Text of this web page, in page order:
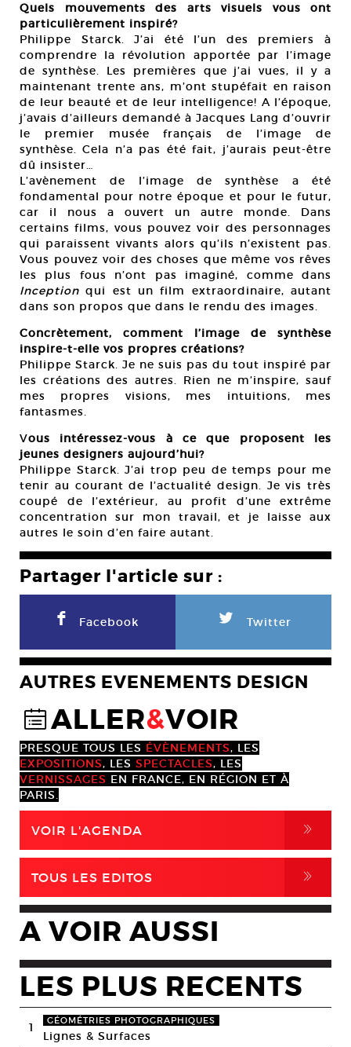
Quels mouvements des arts visuels vous ont
particulièrement inspiré?
Philippe Starck. J’ai été l’un des premiers à
comprendre la révolution apportée par l’image
de synthèse. Les premières que j’ai vues, il y a
maintenant trente ans, m’ont stupéfait en raison
de leur beauté et de leur intelligence! A l’époque,
j’avais d’ailleurs demandé à Jacques Lang d’ouvrir
le premier musée français de l’image de
synthèse. Cela n’a pas été fait, j’aurais peut-être
dû insister…
L’avènement de l’image de synthèse a été
fondamental pour notre époque et pour le futur,
car il nous a ouvert un autre monde. Dans
certains films, vous pouvez voir des personnages
qui paraissent vivants alors qu’ils n’existent pas.
Vous pouvez voir des choses que même vos rêves
les plus fous n’ont pas imaginé, comme dans
Inception qui est un film extraordinaire, autant
dans son propos que dans le rendu des images.
Concrètement, comment l’image de synthèse
inspire-t-elle vos propres créations?
Philippe Starck. Je ne suis pas du tout inspiré par
les créations des autres. Rien ne m’inspire, sauf
mes propres visions, mes intuitions, mes
fantasmes.
Vous intéressez-vous à ce que proposent les
jeunes designers aujourd’hui?
Philippe Starck. J’ai trop peu de temps pour me
tenir au courant de l’actualité design. Je vis très
coupé de l’extérieur, au profit d’une extrême
concentration sur mon travail, et je laisse aux
autres le soin d’en faire autant.
Partager l'article sur :
F Facebook L Twitter
AUTRES EVENEMENTS DESIGN
@ALLER&VOIR
PRESQUE TOUS LES ÉVÈNEMENTS, LES
EXPOSITIONS, LES SPECTACLES, LES
VERNISSAGES EN FRANCE, EN RÉGION ET À
PARIS.
VOIR L'AGENDA ,
TOUS LES EDITOS ,
A VOIR AUSSI
LES PLUS RECENTS
1 GÉOMÉTRIES PHOTOGRAPHIQUES
Lignes & Surfaces